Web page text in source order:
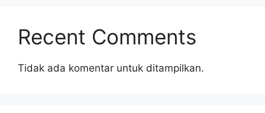
Recent Comments
Tidak ada komentar untuk ditampilkan.